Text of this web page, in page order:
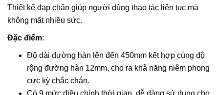
Thiết kế đạp chân giúp người dùng thao tác liên tục mà
không mất nhiều sức.
Đặc điểm:
Độ dài đường hàn lên đến 450mm kết hợp cùng độ
rộng đường hàn 12mm, cho ra khả năng niêm phong
cực kỳ chắc chắn.